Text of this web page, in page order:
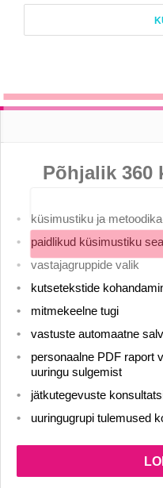
Põhjalik 360
küsimustiku ja
paidlikud küsimustiku
vastajagruppide valik
kutsetekstide
mitmekeelne tugi
vastuste automaatne
personaalne PDF raport
uuringu sulgemist
jätkutegevuste
uuringugrupi tulemused
Liitun